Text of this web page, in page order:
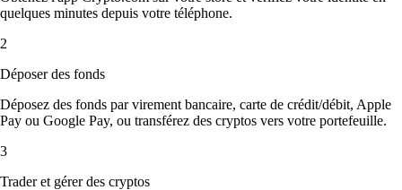
quelques minutes depuis votre téléphone.
2
Déposer des fonds
Déposez des fonds par virement bancaire, carte de crédit/débit, Apple
Pay ou Google Pay, ou transférez des cryptos vers votre portefeuille.
3
Trader et gérer des cryptos